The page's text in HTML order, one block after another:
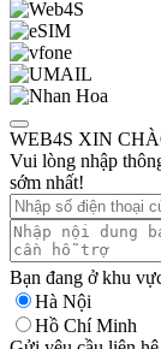
WEB4S XIN
Vui lòng nhập
sớm nhất!
Bạn đang ở khu
Hà Nội
Hồ Chí Minh